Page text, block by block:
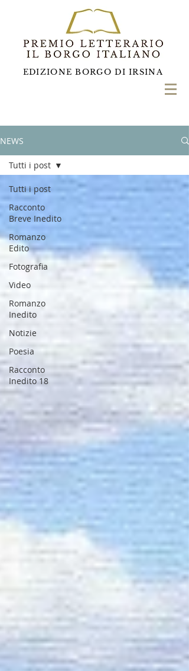
EDIZIONE BORGO DI IRSINA
NEWS
Tutti i post
Racconto
Breve Inedito
Romanzo
Edito
Fotografia
Video
Romanzo
Inedito
Notizie
Poesia
Racconto
Inedito 18
Tutti i post